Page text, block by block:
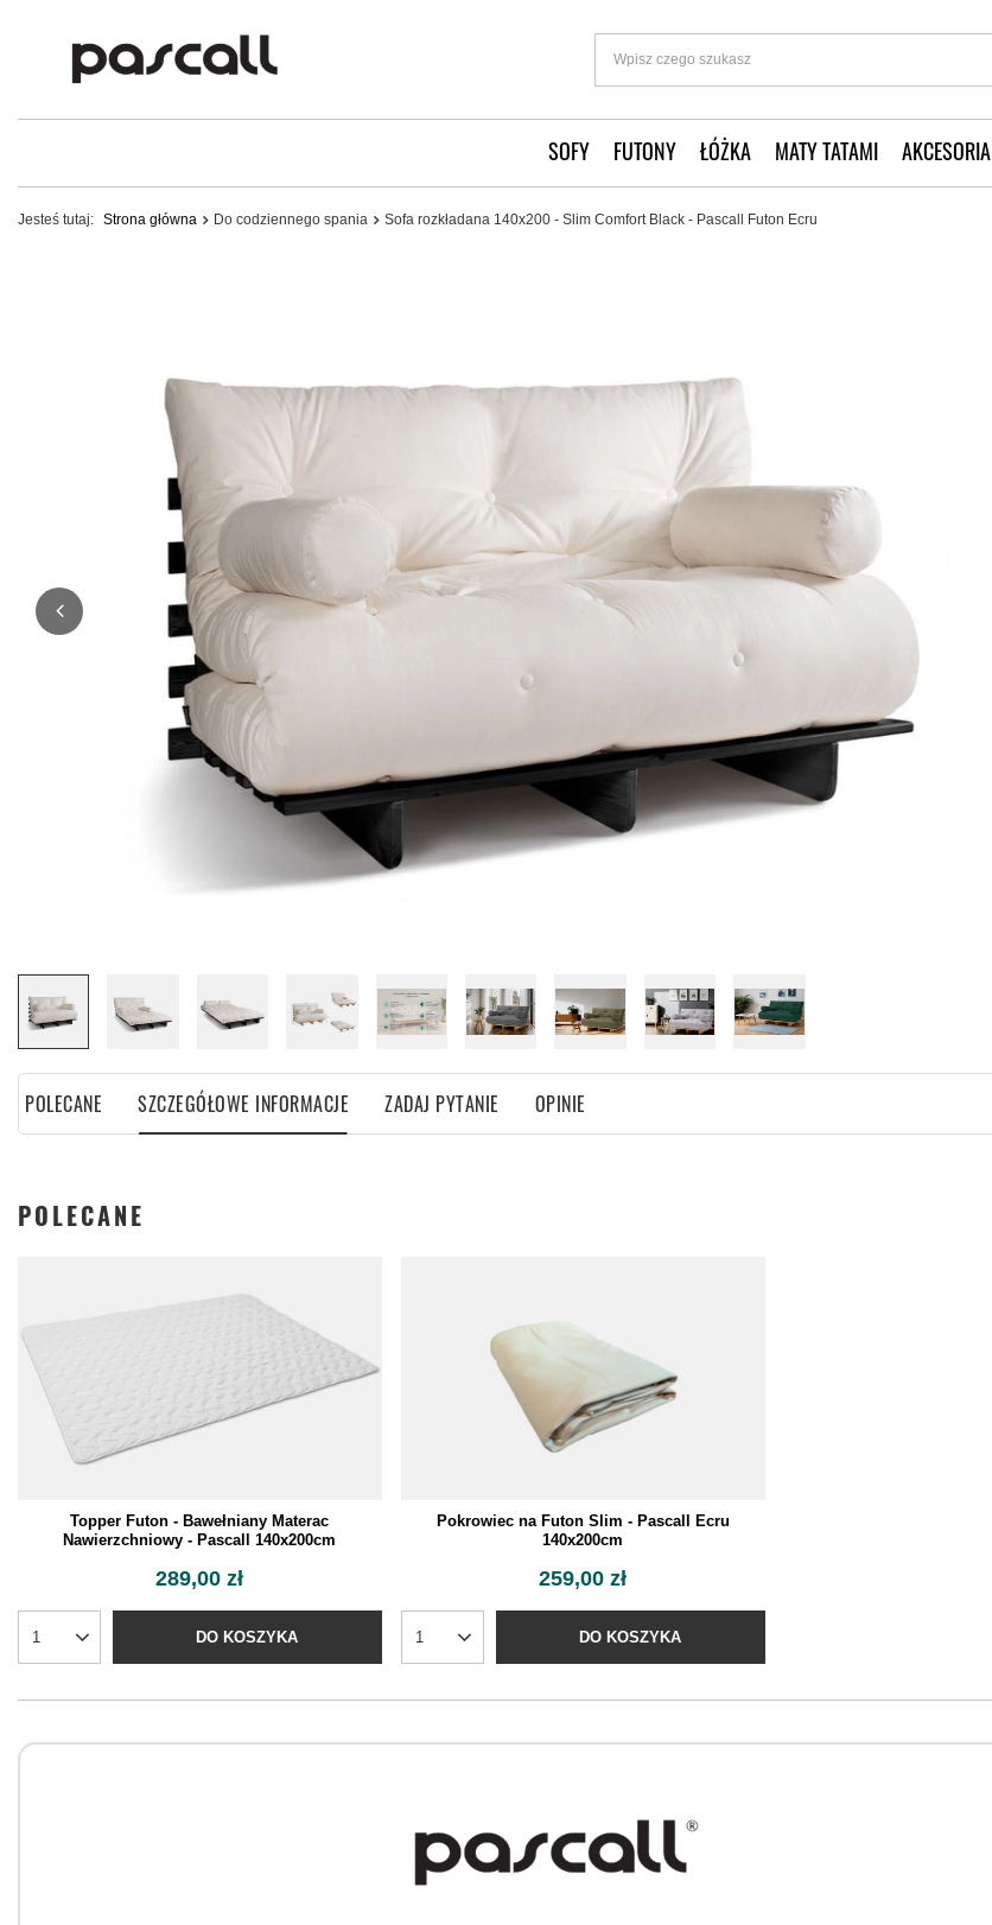
SOFY FUTONY ŁÓŻKA MATY TATAMI AKCESORIA
Jesteś tutaj: Strona główna Do codziennego spania Sofa rozkładana 140x200 - Slim Comfort Black - Pascall Futon Ecru
POLECANE SZCZEGÓŁOWE INFORMACJE ZADAJ PYTANIE OPINIE
POLECANE
Topper Futon - Bawełniany Materac
Nawierzchniowy - Pascall 140x200cm
289,00 zł
DO KOSZYKA
Pokrowiec na Futon Slim - Pascall Ecru
140x200cm
259,00 zł
DO KOSZYKA